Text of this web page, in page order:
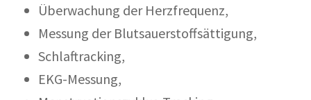
Überwachung der Herzfrequenz,
Messung der Blutsauerstoffsättigung,
Schlaftracking,
EKG-Messung,